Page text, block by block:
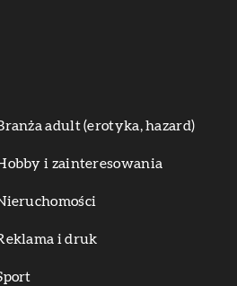
adult (erotyka, hazard)
i zainteresowania
i druk